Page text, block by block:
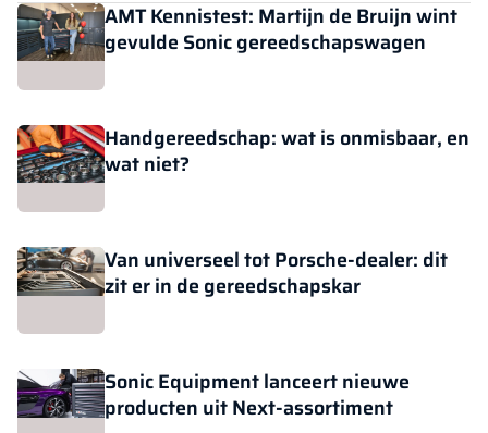
AMT Kennistest: Martijn de Bruijn wint
gevulde Sonic gereedschapswagen
Handgereedschap: wat is onmisbaar, en
wat niet?
Van universeel tot Porsche-dealer: dit
zit er in de gereedschapskar
Sonic Equipment lanceert nieuwe
producten uit Next-assortiment